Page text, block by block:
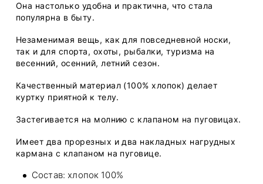
Она настолько удобна и практична, что стала
популярна в быту.
Незаменимая вещь, как для повседневной носки,
так и для спорта, охоты, рыбалки, туризма на
весенний, осенний, летний сезон.
Качественный материал (100% хлопок) делает
куртку приятной к телу.
Застегивается на молнию с клапаном на пуговицах.
Имеет два прорезных и два накладных нагрудных
кармана с клапаном на пуговице.
Состав: хлопок 100%